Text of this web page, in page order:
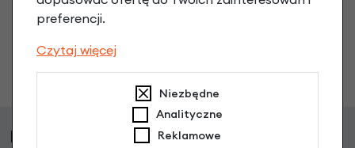
co chcesz zapytać?
Podobne produkty
preferencji.
Czytaj więcej
Niezbędne
Analityczne
Reklamowe